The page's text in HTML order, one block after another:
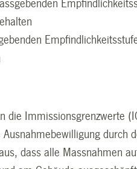
die Immissionsgrenzwerte
durch
dass alle Massnahmen